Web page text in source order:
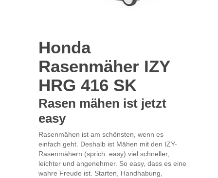
Honda
Rasenmäher IZY
HRG 416 SK
Rasen mähen ist jetzt
easy
Rasenmähen ist am schönsten, wenn es
einfach geht. Deshalb ist Mähen mit den IZY-
Rasenmähern (sprich: easy) viel schneller,
leichter und angenehmer. So easy, dass es eine
wahre Freude ist. Starten, Handhabung,